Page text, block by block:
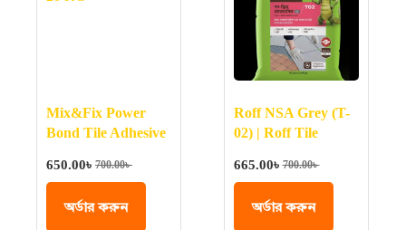
Mix&Fix Power
Bond Tile Adhesive
টাইল এডেসিপ ২০ কেজি
700.00৳
650.00৳
অর্ডার করুন
Roff NSA Grey (T-
02) | Roff Tile
700.00৳
665.00৳
অর্ডার করুন